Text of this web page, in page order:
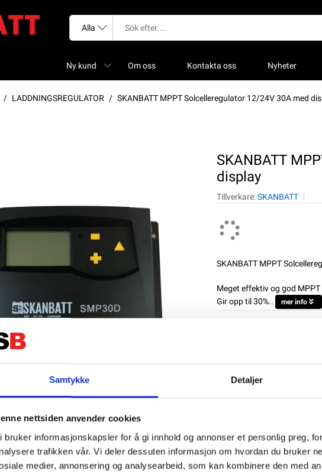
Samtykke Detaljer
nettsiden anvender cookies
bruker informasjonskapsler for å gi innhold og annonser et personlig preg,
trafikken vår. Vi deler dessuten informasjon om hvordan du bruker
medier, annonsering og analysearbeid, som kan kombinere den med
Ny kund Om oss Kontakta oss Nyheter
LADDNINGSREGULATOR SKANBATT MPPT Solcelleregulator 12/24V 30A med
SKANBATT
display
Tillverkare:SKANBATT
SKANBATT MPPT
Meget effektiv og god
Gir opp til 30%..
mer info